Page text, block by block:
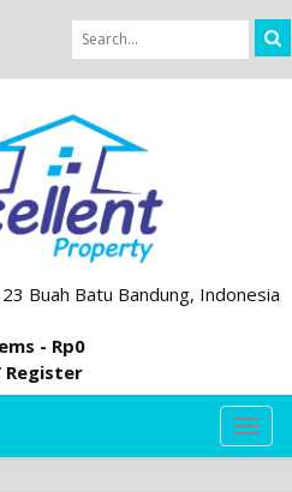
Buah Batu Bandung, Indonesia
- Rp0
Register